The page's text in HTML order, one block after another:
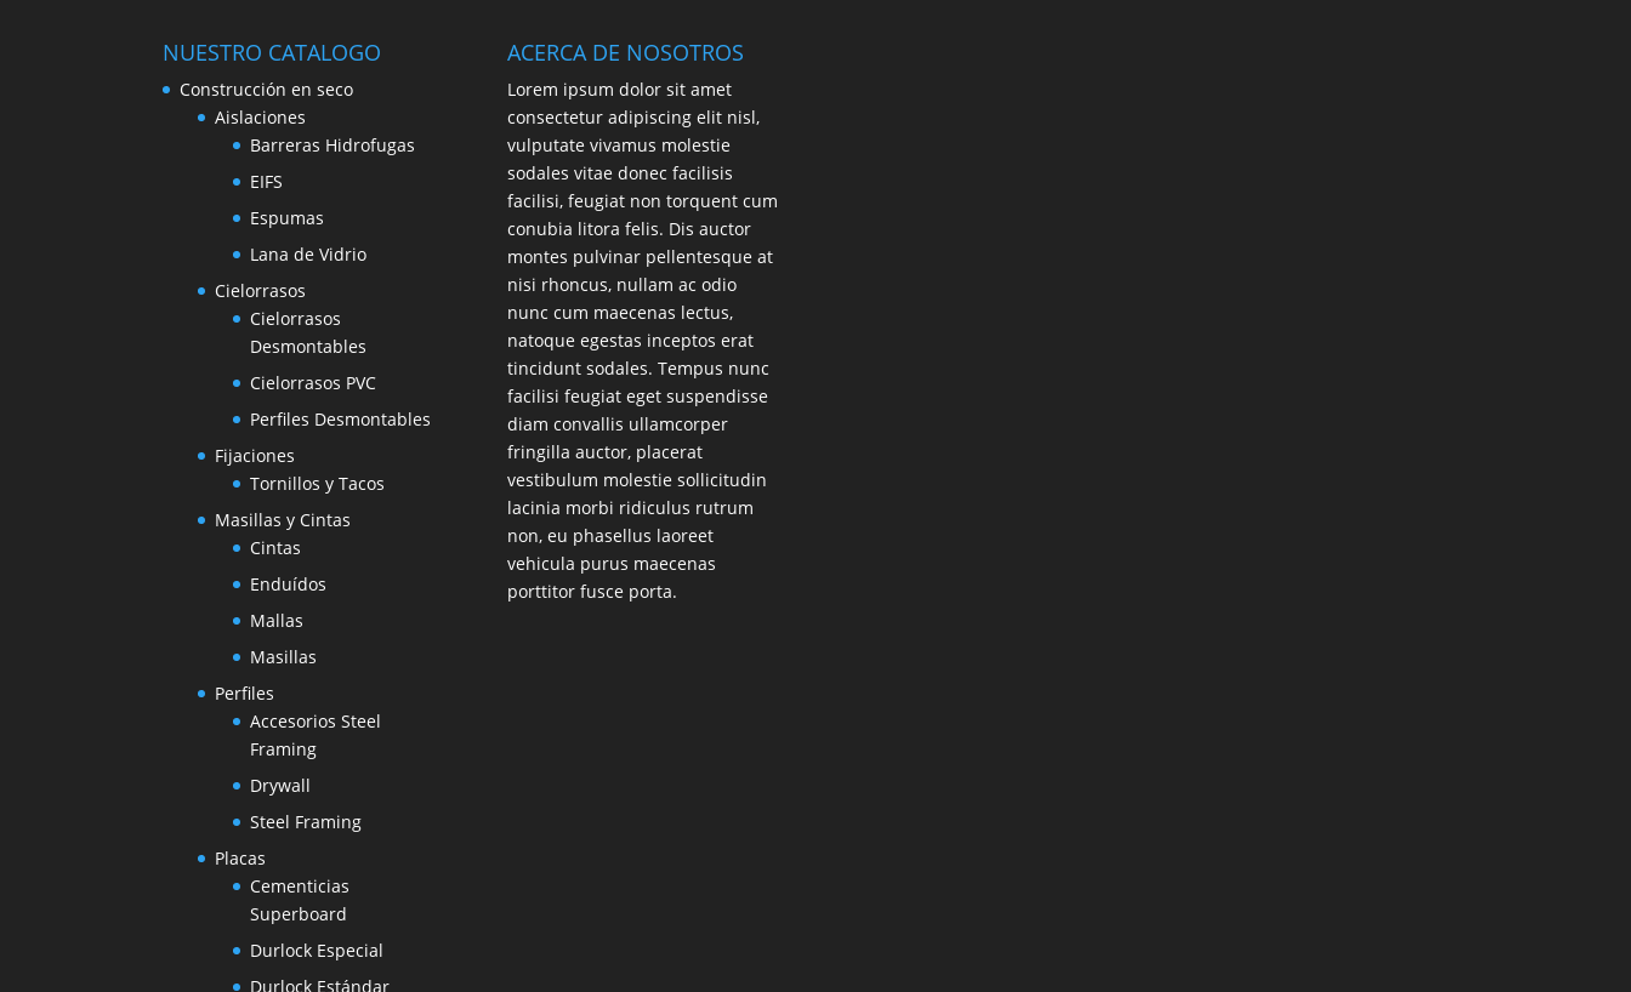
NUESTRO CATALOGO
Construcción en seco
Aislaciones
Barreras Hidrofugas
EIFS
Espumas
Lana de Vidrio
Cielorrasos
Cielorrasos
Desmontables
Cielorrasos PVC
Perfiles Desmontables
Fijaciones
Tornillos y Tacos
Masillas y Cintas
Cintas
Enduídos
Mallas
Masillas
Perfiles
Accesorios Steel
Framing
Drywall
Steel Framing
Placas
Cementicias
Superboard
Durlock Especial
Durlock Estándar
ACERCA DE NOSOTROS
Lorem ipsum dolor sit amet
consectetur adipiscing elit nisl,
vulputate vivamus molestie
sodales vitae donec facilisis
facilisi, feugiat non torquent cum
conubia litora felis. Dis auctor
montes pulvinar pellentesque at
nisi rhoncus, nullam ac odio
nunc cum maecenas lectus,
natoque egestas inceptos erat
tincidunt sodales. Tempus nunc
facilisi feugiat eget suspendisse
diam convallis ullamcorper
fringilla auctor, placerat
vestibulum molestie sollicitudin
lacinia morbi ridiculus rutrum
non, eu phasellus laoreet
vehicula purus maecenas
porttitor fusce porta.